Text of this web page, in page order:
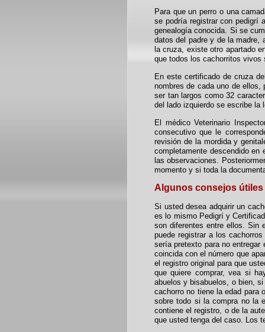
Para que un perro o una
se podría registrar con pedigrí
genealogía conocida. Si se
datos del padre y de la madre,
la cruza, existe otro apartado
que todos los cachorritos vivos
En este certificado de cruza
nombres de cada uno de ellos,
ser tan largos como 32
del lado izquierdo se escribe la
El médico Veterinario
consecutivo que le
revisión de la mordida y
completamente descendido en
las observaciones.
momento y si toda la
Algunos consejos útiles
Si usted desea adquirir un
es lo mismo Pedigrí y
son diferentes entre ellos. Sin
puede registrar a los
sería pretexto para no
coincida con el número que
el registro original para que
que quiere comprar, vea si
abuelos y bisabuelos, o bien,
cachorro no tiene la edad para
sobre todo si la compra no la
contiene el registro, o de la
que usted tenga del caso. Los